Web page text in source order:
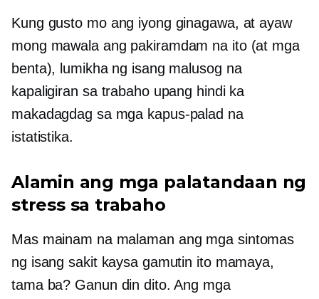
Kung gusto mo ang iyong ginagawa, at ayaw
mong mawala ang pakiramdam na ito (at mga
benta), lumikha ng isang malusog na
kapaligiran sa trabaho upang hindi ka
makadagdag sa mga kapus-palad na
istatistika.
Alamin ang mga palatandaan ng
stress sa trabaho
Mas mainam na malaman ang mga sintomas
ng isang sakit kaysa gamutin ito mamaya,
tama ba? Ganun din dito. Ang mga